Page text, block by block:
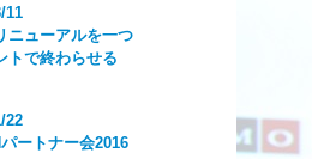
11
ニューアルを一つ
トで終わらせる
22
ートナー会2016